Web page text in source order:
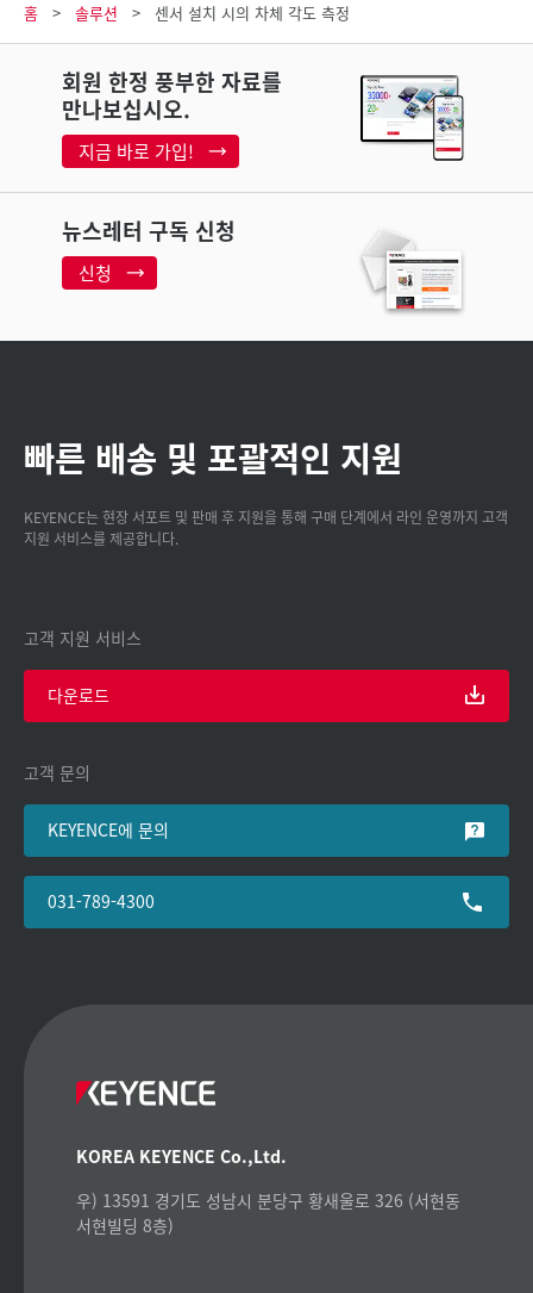
홈 솔루션 센서 설치 시의 차체 각도 측정
회원 한정 풍부한 자료를
만나보십시오.
지금 바로 가입!
뉴스레터 구독 신청
신청
빠른 배송 및 포괄적인 지원
KEYENCE는 현장 서포트 및 판매 후 지원을 통해 구매 단계에서 라인 운영까지 고객
지원 서비스를 제공합니다.
고객 지원 서비스
다운로드
고객 문의
KEYENCE에 문의
031-789-4300
KOREA KEYENCE Co.,Ltd.
우) 13591 경기도 성남시 분당구 황새울로 326 (서현동
서현빌딩 8층)